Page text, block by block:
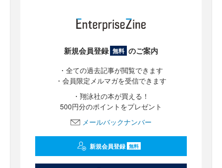
新規会員登録 無料 のご案内
・全ての過去記事が閲覧できます
・会員限定メルマガを受信できます
・翔泳社の本が買える！
500円分のポイントをプレゼント
メールバックナンバー
新規会員登録 無料